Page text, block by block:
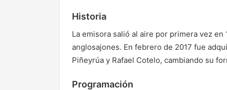
Historia
La emisora salió al aire por primera vez
anglosajones. En febrero de 2017 fue
Piñeyrúa y Rafael Cotelo, cambiando su
Programación